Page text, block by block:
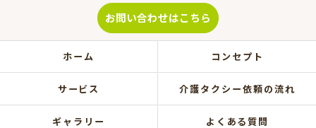
お問い合わせはこちら
ホーム コンセプト
サービス 介護タクシー依頼の流れ
ギャラリー よくある質問